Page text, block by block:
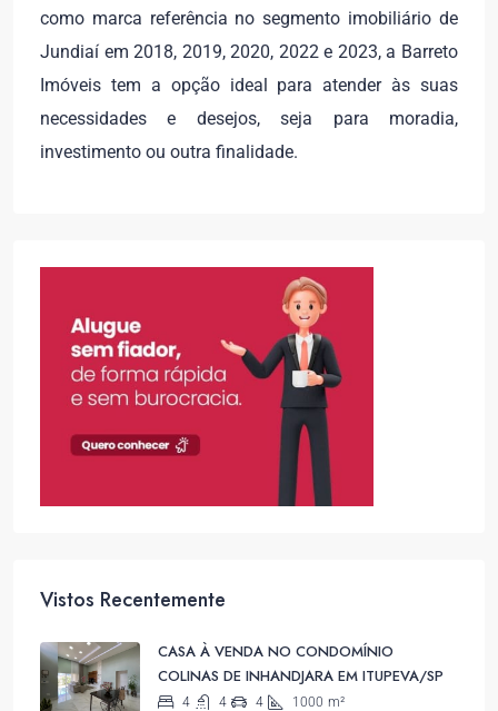
como marca referência no segmento imobiliário de
Jundiaí em 2018, 2019, 2020, 2022 e 2023, a Barreto
Imóveis tem a opção ideal para atender às suas
necessidades e desejos, seja para moradia,
investimento ou outra finalidade.
Vistos Recentemente
CASA À VENDA NO CONDOMÍNIO
COLINAS DE INHANDJARA EM ITUPEVA/SP
4 4 4 1000 m²